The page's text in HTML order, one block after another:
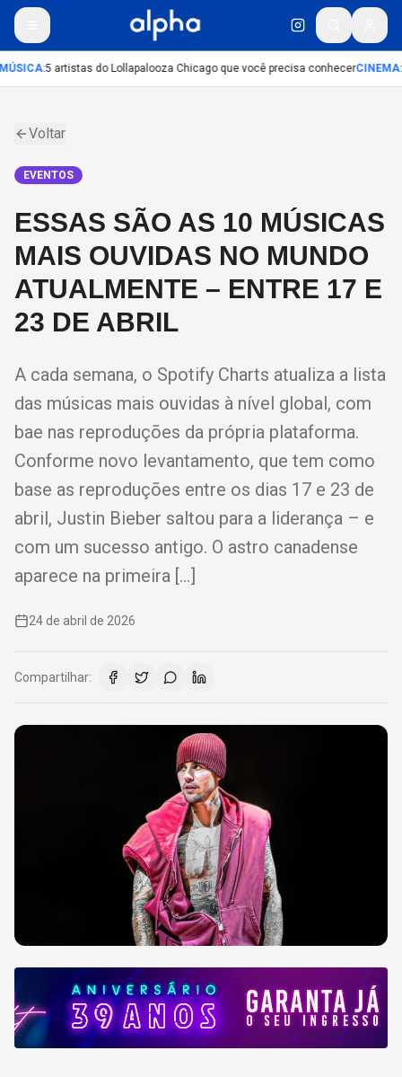
:5 artistas do Lollapalooza Chicago que você precisa conhecerCINEMA:
Voltar
EVENTOS
ESSAS SÃO AS 10 MÚSICAS
MAIS OUVIDAS NO MUNDO
ATUALMENTE – ENTRE 17 E
23 DE ABRIL
A cada semana, o Spotify Charts atualiza a lista
das músicas mais ouvidas à nível global, com
bae nas reproduções da própria plataforma.
Conforme novo levantamento, que tem como
base as reproduções entre os dias 17 e 23 de
abril, Justin Bieber saltou para a liderança – e
com um sucesso antigo. O astro canadense
aparece na primeira […]
24 de abril de 2026
Compartilhar: